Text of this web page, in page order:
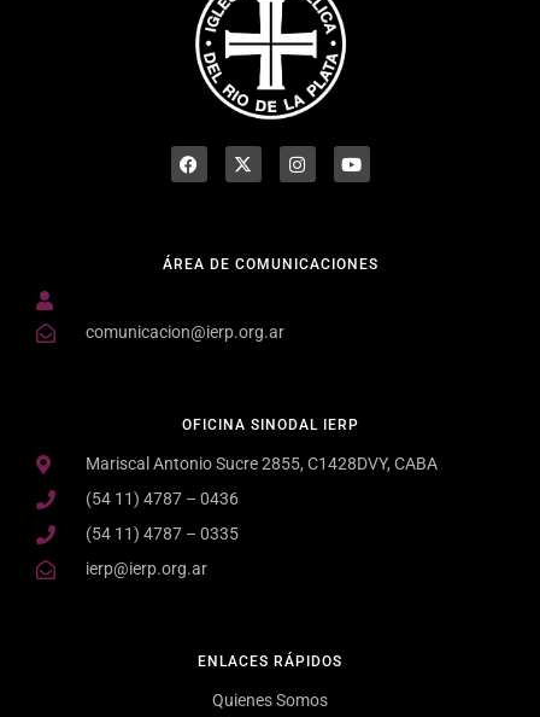
ENLACES RÁPIDOS
Quienes Somos
OFICINA SINODAL IERP
Mariscal Antonio Sucre 2855, C1428DVY, CABA
(54 11) 4787 – 0436
(54 11) 4787 – 0335
ierp@ierp.org.ar
ÁREA DE COMUNICACIONES
comunicacion@ierp.org.ar